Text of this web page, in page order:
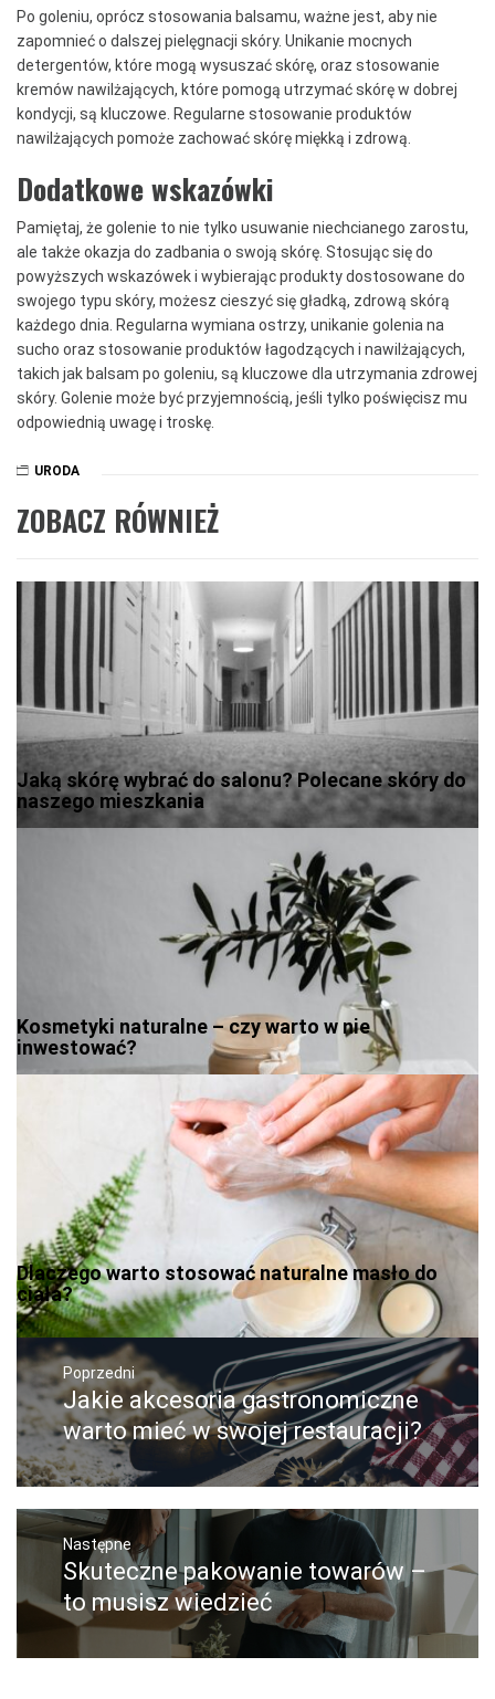
Po goleniu, oprócz stosowania balsamu, ważne jest, aby nie
zapomnieć o dalszej pielęgnacji skóry. Unikanie mocnych
detergentów, które mogą wysuszać skórę, oraz stosowanie
kremów nawilżających, które pomogą utrzymać skórę w dobrej
kondycji, są kluczowe. Regularne stosowanie produktów
nawilżających pomoże zachować skórę miękką i zdrową.
Dodatkowe wskazówki
Pamiętaj, że golenie to nie tylko usuwanie niechcianego zarostu,
ale także okazja do zadbania o swoją skórę. Stosując się do
powyższych wskazówek i wybierając produkty dostosowane do
swojego typu skóry, możesz cieszyć się gładką, zdrową skórą
każdego dnia. Regularna wymiana ostrzy, unikanie golenia na
sucho oraz stosowanie produktów łagodzących i nawilżających,
takich jak balsam po goleniu, są kluczowe dla utrzymania zdrowej
skóry. Golenie może być przyjemnością, jeśli tylko poświęcisz mu
odpowiednią uwagę i troskę.
URODA
ZOBACZ RÓWNIEŻ
Jaką skórę wybrać do salonu? Polecane skóry do
naszego mieszkania
Kosmetyki naturalne – czy warto w nie
inwestować?
Dlaczego warto stosować naturalne masło do
ciała?
Nawigacja
wpisuPoprzedni
Poprzedni
wpis:
Jakie akcesoria gastronomiczne
warto mieć w swojej restauracji?
Następne
Następny
post:
Skuteczne pakowanie towarów –
to musisz wiedzieć